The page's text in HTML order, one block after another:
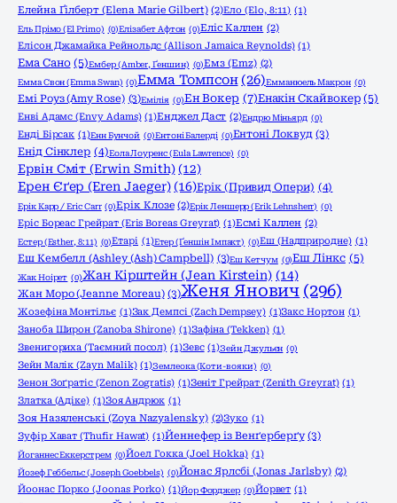
Елейна Ґілберт (Elena Marie Gilbert) (2)Ело (Elo, 8:11) (1)
Ель Прімо (El Primo) (0)Елізабет Афтон (0)Еліс Каллен (2)
Елісон Джамайка Рейнольдс (Allison Jamaica Reynolds) (1)
Ема Сано (5)Ембер (Amber, Ґеншин) (0)Емз (Emz) (2)
Емма Свон (Emma Swan) (0)Емма Томпсон (26)Емманюель Макрон (0)
Емі Роуз (Amy Rose) (3)Емілія (0)Ен Вокер (7)Енакін Скайвокер (5)
Енві Адамс (Envy Adams) (1)Енджел Даст (2)Ендрю Міньярд (0)
Енді Бірсак (1)Енн Бунчой (0)Ентоні Балерді (0)Ентоні Локвуд (3)
Енід Сінклер (4)Еола Лоуренс (Eula Lawrence) (0)
Ервін Сміт (Erwin Smith) (12)
Ерен Єґер (Eren Jaeger) (16)Ерік (Привид Опери) (4)
Ерік Карр / Eric Carr (0)Ерік Клозе (2)Ерік Леншерр (Erik Lehnsherr) (0)
Еріс Бореас Грейрат (Eris Boreas Greyrat) (1)Есмі Каллен (2)
Естер (Esther, 8:11) (0)Етарі (1)Етер (Ґеншін Імпакт) (0)Еш (Надприродне) (1)
Еш Кембелл (Ashley (Ash) Campbell) (3)Еш Кетчум (0)Еш Лінкс (5)
Жак Ноірет (0)Жан Кірштейн (Jean Kirstein) (14)
Жан Моро (Jeanne Moreau) (3)Женя Янович (296)
Жозефіна Монтільє (1)Зак Демпсі (Zach Dempsey) (1)Закс Нортон (1)
Заноба Широн (Zanoba Shirone) (1)Зафіна (Tekken) (1)
Звенигориха (Таємний посол) (1)Зевс (1)Зейн Джульєн (0)
Зейн Малік (Zayn Malik) (1)Землеока (Коти-вояки) (0)
Зенон Зоґратіс (Zenon Zogratis) (1)Зеніт Грейрат (Zenith Greyrat) (1)
Златка (Адіке) (1)Зоя Андрюк (1)
Зоя Назяленські (Zoya Nazyalensky) (2)Зуко (1)
Зуфір Хават (Thufir Hawat) (1)Йеннефер із Венґерберґу (3)
Йоганнес Еккерстрем (0)Йоел Гокка (Joel Hokka) (1)
Йозеф Геббельс (Joseph Goebbels) (0)Йонас Ярлсбі (Jonas Jarlsby) (2)
Йоонас Порко (Joonas Porko) (1)Йор Форджер (0)Йорвет (1)